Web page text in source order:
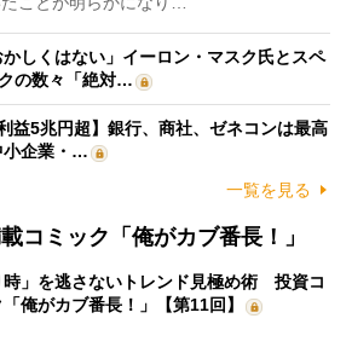
かしくはない」イーロン・マスク氏とスペ
の数々「絶対…
益5兆円超】銀行、商社、ゼネコンは最高
小企業・…
一覧を見る
コミック「俺がカブ番長！」
時」を逃さないトレンド見極め術 投資コ
「俺がカブ番長！」【第11回】